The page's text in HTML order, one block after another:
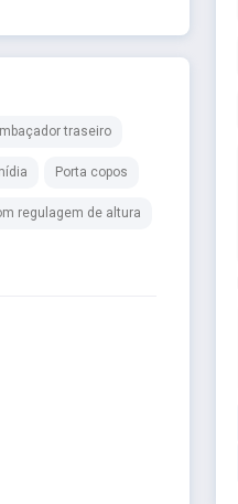
traseiro
Porta copos
regulagem de altura